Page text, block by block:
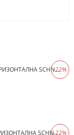
ДВОЙНА РАМКА ХОРИЗОНТАЛНА SCHNEIDER ASFORA EPH5800221 - БЯЛ
-22%
ТРОЙНА РАМКА ХОРИЗОНТАЛНА SCHNEIDER ASFORA EPH5800321 - БЯЛ
-22%